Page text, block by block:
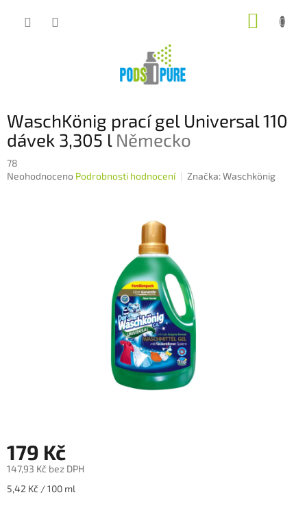
WaschKönig prací gel Universal 110
dávek 3,305 l Německo
78
Průměrné
Neohodnoceno Podrobnosti hodnocení Značka:Waschkönig
179 Kč
147,93 Kč bez DPH
Měrná
5,42 Kč / 100 ml